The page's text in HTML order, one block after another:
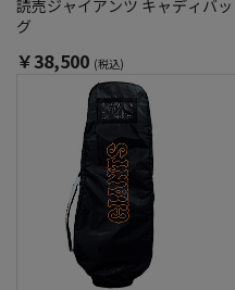
読売ジャイアンツ キャディバッ
グ
￥38,500 (税込)